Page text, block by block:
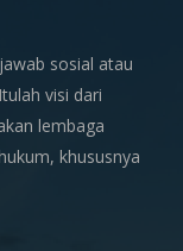
sosial atau
visi dari
lembaga
khususnya